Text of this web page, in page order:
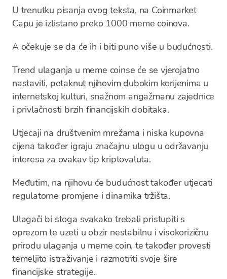
U trenutku pisanja ovog teksta, na Coinmarket
Capu je izlistano preko 1000 meme coinova.
A očekuje se da će ih i biti puno više u budućnosti.
Trend ulaganja u meme coinse će se vjerojatno
nastaviti, potaknut njihovim dubokim korijenima u
internetskoj kulturi, snažnom angažmanu zajednice
i privlačnosti brzih financijskih dobitaka.
Utjecaji na društvenim mrežama i niska kupovna
cijena također igraju značajnu ulogu u održavanju
interesa za ovakav tip kriptovaluta.
Međutim, na njihovu će budućnost također utjecati
regulatorne promjene i dinamika tržišta.
Ulagači bi stoga svakako trebali pristupiti s
oprezom te uzeti u obzir nestabilnu i visokorizičnu
prirodu ulaganja u meme coin, te također provesti
temeljito istraživanje i razmotriti svoje šire
financijske strategije.